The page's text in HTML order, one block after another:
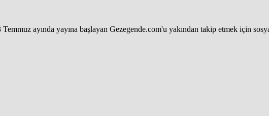
ayında yayına başlayan Gezegende.com'u yakından takip etmek için